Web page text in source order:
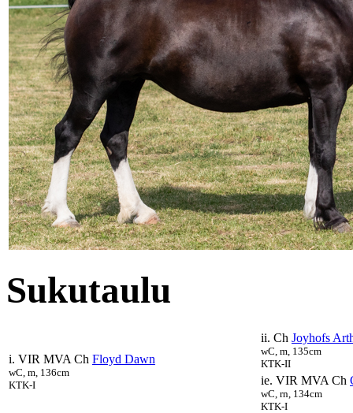
Sukutaulu
i. VIR MVA Ch Floyd Dawn
wC, m, 136cm
KTK-I
ii. Ch Joyhofs
wC, m, 135cm
KTK-II
ie. VIR MVA Ch
wC, rn, 134cm
KTK-I